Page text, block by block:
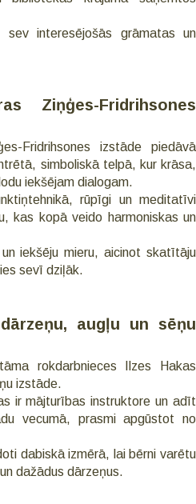
sev interesējošās grāmatas un
Ziņģes-Fridrihsones
Fridrihsones izstāde piedāvā
simboliskā telpā, kur krāsa,
iekšējam dialogam.
rūpīgi un meditatīvi
kas kopā veido harmoniskas un
iekšēju mieru, aicinot skatītāju
sevī dziļāk.
augļu un sēņu
rokdarbnieces Ilzes Hakas
izstāde.
ir mājturības instruktore un adīt
vecumā, prasmi apgūstot no
dabiskā izmērā, lai bērni varētu
dažādus dārzeņus.